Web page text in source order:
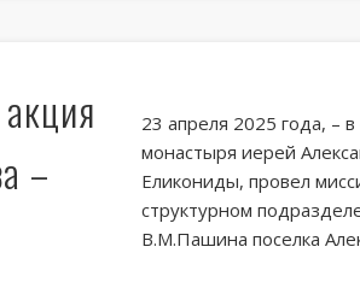
–
23 апреля 2025 года, –
монастыря иерей
Еликониды, провел
структурном
В.М.Пашина поселка